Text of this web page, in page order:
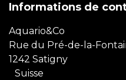
Informations de
Aquario&Co
Rue du Pré-de-la-
1242 Satigny
Suisse